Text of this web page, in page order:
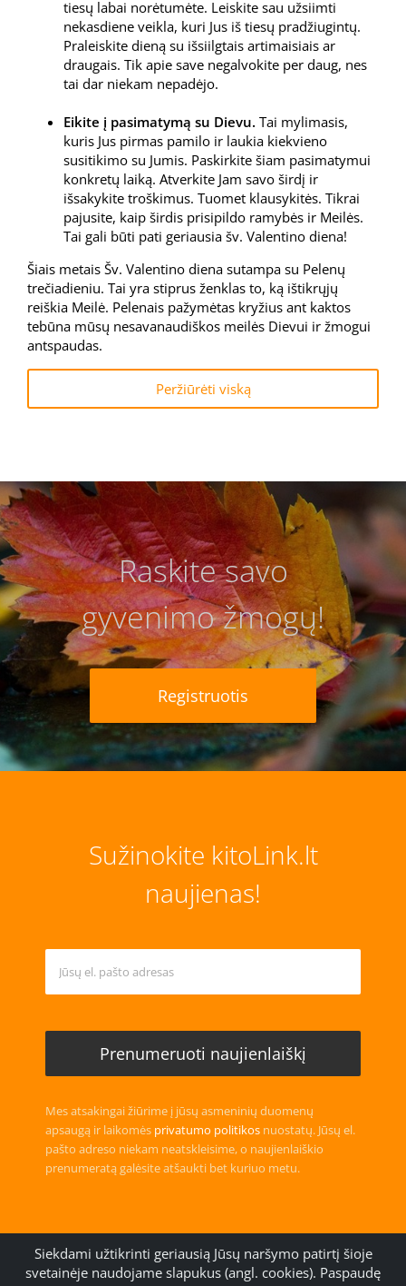
tiesų labai norėtumėte. Leiskite sau užsiimti
nekasdiene veikla, kuri Jus iš tiesų pradžiugintų.
Praleiskite dieną su išsiilgtais artimaisiais ar
draugais. Tik apie save negalvokite per daug, nes
tai dar niekam nepadėjo.
Eikite į pasimatymą su Dievu. Tai mylimasis,
kuris Jus pirmas pamilo ir laukia kiekvieno
susitikimo su Jumis. Paskirkite šiam pasimatymui
konkretų laiką. Atverkite Jam savo širdį ir
išsakykite troškimus. Tuomet klausykitės. Tikrai
pajusite, kaip širdis prisipildo ramybės ir Meilės.
Tai gali būti pati geriausia šv. Valentino diena!
Šiais metais Šv. Valentino diena sutampa su Pelenų
trečiadieniu. Tai yra stiprus ženklas to, ką ištikrųjų
reiškia Meilė. Pelenais pažymėtas kryžius ant kaktos
tebūna mūsų nesavanaudiškos meilės Dievui ir žmogui
antspaudas.
Peržiūrėti viską
Raskite savo
gyvenimo žmogų!
Registruotis
Sužinokite kitoLink.lt
naujienas!
Mes atsakingai žiūrime į jūsų asmeninių duomenų
apsaugą ir laikomės privatumo politikos nuostatų. Jūsų el.
pašto adreso niekam neatskleisime, o naujienlaiškio
prenumeratą galėsite atšaukti bet kuriuo metu.
Siekdami užtikrinti geriausią Jūsų naršymo patirtį šioje
svetainėje naudojame slapukus (angl. cookies). Paspaudę